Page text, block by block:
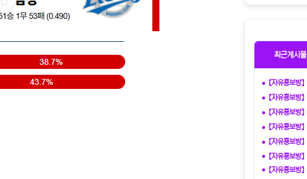
최근게시물
【자유홍보방】
【자유홍보방】
【자유홍보방】
【자유홍보방】
【자유홍보방】
【자유홍보방】
【자유홍보방】